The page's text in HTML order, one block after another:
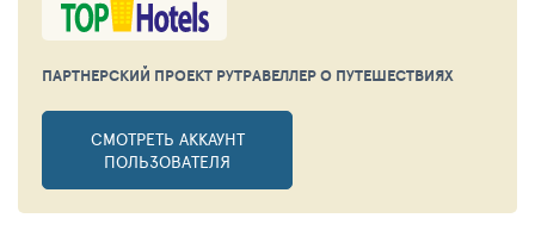
ПАРТНЕРСКИЙ ПРОЕКТ РУТРАВЕЛЛЕРО ПУТЕШЕСТВИЯХ
СМОТРЕТЬ АККАУНТ
ПОЛЬЗОВАТЕЛЯ